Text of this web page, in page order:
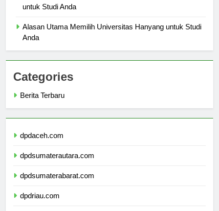
Alasan Utama Memilih Universitas New South Wales
Alasan Utama Memilih Universitas Hanyang untuk Studi
Categories